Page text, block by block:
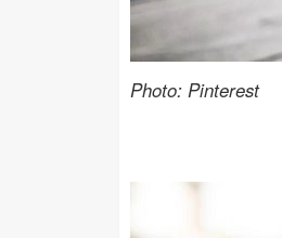
Photo: Pinterest